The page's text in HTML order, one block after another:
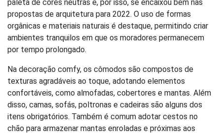
paleta de cores neutras e, por isso, se encaixou bem nas
propostas de arquitetura para 2022. O uso de formas
orgânicas e materiais naturais é destaque, permitindo criar
ambientes tranquilos em que os moradores permanecem
por tempo prolongado.
Na decoração comfy, os cômodos são compostos de
texturas agradáveis ao toque, adotando elementos
confortáveis, como almofadas, cobertores e mantas. Além
disso, camas, sofás, poltronas e cadeiras são alguns dos
itens obrigatórios. Também é comum adotar cestos no
chão para armazenar mantas enroladas e próximas aos